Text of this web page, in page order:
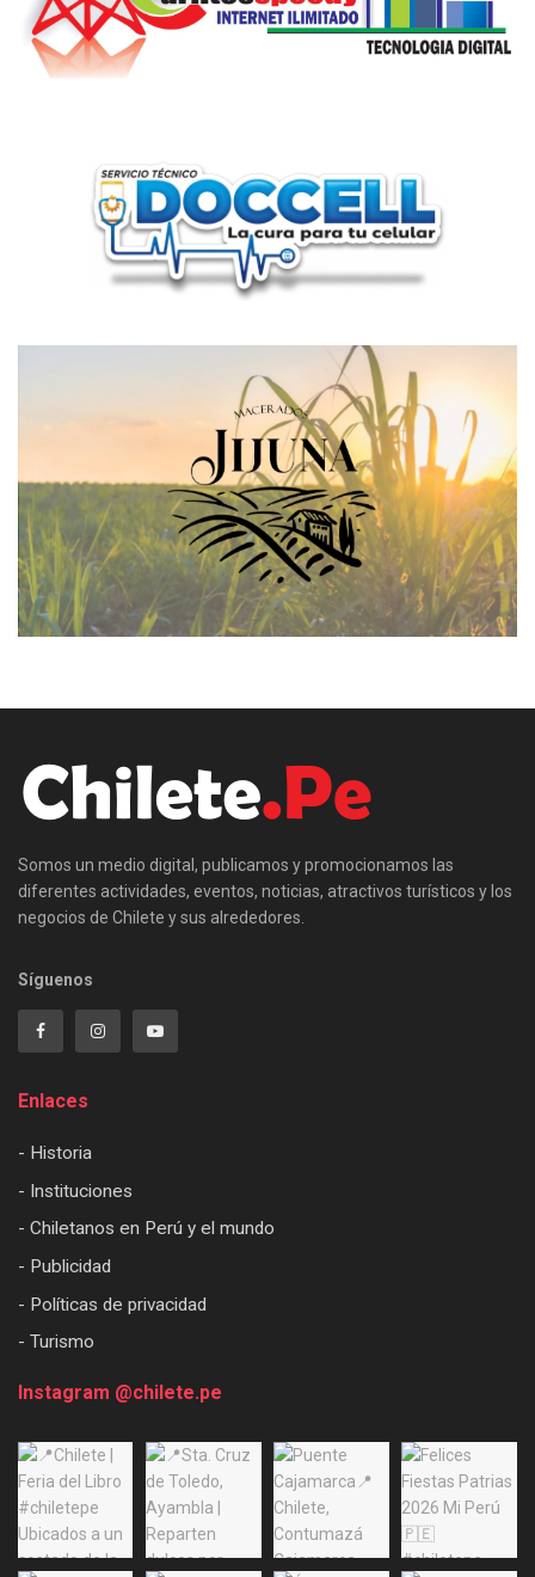
Somos un medio digital, publicamos y promocionamos las
diferentes actividades, eventos, noticias, atractivos turísticos y los
negocios de Chilete y sus alrededores.
Síguenos
Enlaces
- Historia
- Instituciones
- Chiletanos en Perú y el mundo
- Publicidad
- Políticas de privacidad
- Turismo
Instagram @chilete.pe